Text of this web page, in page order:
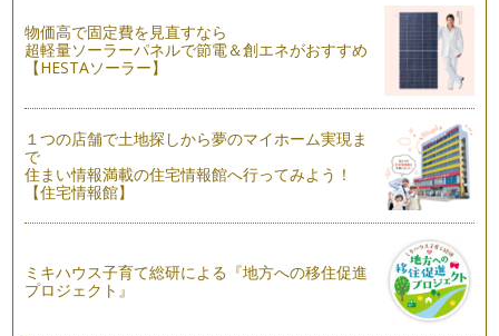
夫婦のコミュニケーションとヨガ
yogaを夫婦の生活のコミュニケーションとして利用するに
女性の身体とヨガ
女性は、必ず月に一度訪れる体の変化があります。 それも、
その１週間前には …
産後の体とヨガ
産後すぐに始まる赤ちゃんのお世話。 自分のことは、すべて
後回しになりがちですが、赤…
物価高で固定費を見直すなら
超軽量ソーラーパネルで節電＆創エネがおすすめ
【HESTAソーラー】
１つの店舗で土地探しから夢のマイホーム実現ま
で
住まい情報満載の住宅情報館へ行ってみよう！
【住宅情報館】
ミキハウス子育て総研による『地方への移住促進
プロジェクト』